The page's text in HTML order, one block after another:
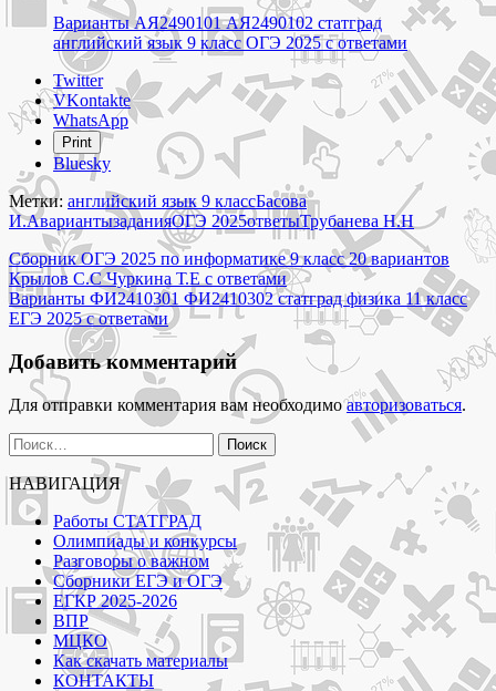
Варианты АЯ2490101 АЯ2490102 статград
английский язык 9 класс ОГЭ 2025 с ответами
Share
the
post
"20
вариантов
ОГЭ
2025
по
английскому
языку
9
класс
Трубанева
Басова
И.А
с
ответами"
Twitter
VKontakte
WhatsApp
Print
Bluesky
Метки: английский язык 9 классБасова
И.АвариантызаданияОГЭ 2025ответыТрубанева Н.Н
Навигация
по
записям
Сборник ОГЭ 2025 по информатике 9 класс 20 вариантов
Крылов С.С Чуркина Т.Е с ответами
Варианты ФИ2410301 ФИ2410302 статград физика 11 класс
ЕГЭ 2025 с ответами
Добавить комментарий
Для отправки комментария вам необходимоавторизоваться.
Найти:
НАВИГАЦИЯ
Работы СТАТГРАД
Олимпиады и конкурсы
Разговоры о важном
Сборники ЕГЭ и ОГЭ
ЕГКР 2025-2026
ВПР
МЦКО
Как скачать материалы
КОНТАКТЫ